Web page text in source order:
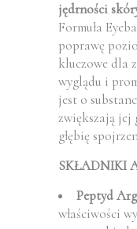
jędrności
Formuła
poprawę
kluczowe dla
wyglądu i
jest o
zwiększają jej
głębię
SKŁADNIKI
Peptyd
właściwości